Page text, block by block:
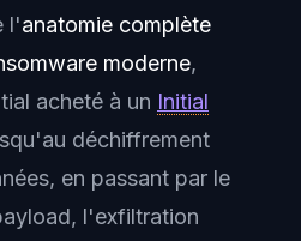
l'anatomie complète
moderne,
acheté à un Initial
déchiffrement
en passant par le
l'exfiltration